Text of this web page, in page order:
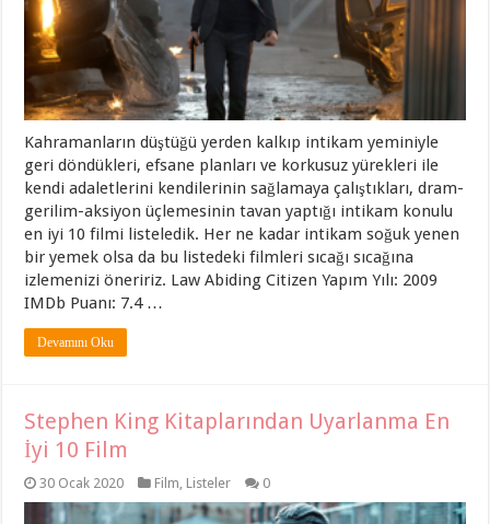
Kahramanların düştüğü yerden kalkıp intikam yeminiyle
geri döndükleri, efsane planları ve korkusuz yürekleri ile
kendi adaletlerini kendilerinin sağlamaya çalıştıkları, dram-
gerilim-aksiyon üçlemesinin tavan yaptığı intikam konulu
en iyi 10 filmi listeledik. Her ne kadar intikam soğuk yenen
bir yemek olsa da bu listedeki filmleri sıcağı sıcağına
izlemenizi öneririz. Law Abiding Citizen Yapım Yılı: 2009
IMDb Puanı: 7.4 …
Devamını Oku
Stephen King Kitaplarından Uyarlanma En
İyi 10 Film
30 Ocak 2020 Film Listeler 0